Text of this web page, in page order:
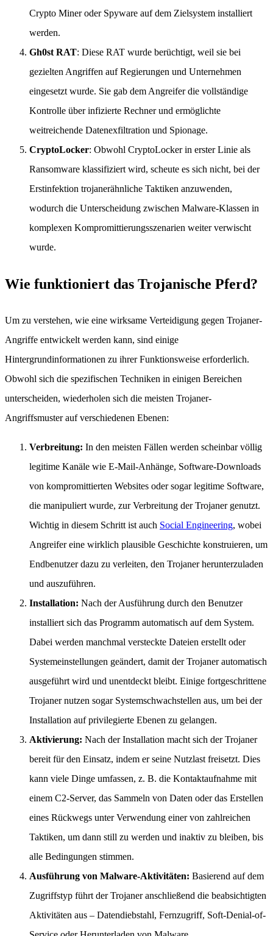
Crypto Miner oder Spyware auf dem Zielsystem installiert
werden.
Gh0st RAT: Diese RAT wurde berüchtigt, weil sie bei
gezielten Angriffen auf Regierungen und Unternehmen
eingesetzt wurde. Sie gab dem Angreifer die vollständige
Kontrolle über infizierte Rechner und ermöglichte
weitreichende Datenexfiltration und Spionage.
CryptoLocker: Obwohl CryptoLocker in erster Linie als
Ransomware klassifiziert wird, scheute es sich nicht, bei der
Erstinfektion trojanerähnliche Taktiken anzuwenden,
wodurch die Unterscheidung zwischen Malware-Klassen in
komplexen Kompromittierungsszenarien weiter verwischt
wurde.
Wie funktioniert das Trojanische Pferd?
Um zu verstehen, wie eine wirksame Verteidigung gegen Trojaner-
Angriffe entwickelt werden kann, sind einige
Hintergrundinformationen zu ihrer Funktionsweise erforderlich.
Obwohl sich die spezifischen Techniken in einigen Bereichen
unterscheiden, wiederholen sich die meisten Trojaner-
Angriffsmuster auf verschiedenen Ebenen:
Verbreitung: In den meisten Fällen werden scheinbar völlig
legitime Kanäle wie E-Mail-Anhänge, Software-Downloads
von kompromittierten Websites oder sogar legitime Software,
die manipuliert wurde, zur Verbreitung der Trojaner genutzt.
Wichtig in diesem Schritt ist auch Social Engineering, wobei
Angreifer eine wirklich plausible Geschichte konstruieren, um
Endbenutzer dazu zu verleiten, den Trojaner herunterzuladen
und auszuführen.
Installation: Nach der Ausführung durch den Benutzer
installiert sich das Programm automatisch auf dem System.
Dabei werden manchmal versteckte Dateien erstellt oder
Systemeinstellungen geändert, damit der Trojaner automatisch
ausgeführt wird und unentdeckt bleibt. Einige fortgeschrittene
Trojaner nutzen sogar Systemschwachstellen aus, um bei der
Installation auf privilegierte Ebenen zu gelangen.
Aktivierung: Nach der Installation macht sich der Trojaner
bereit für den Einsatz, indem er seine Nutzlast freisetzt. Dies
kann viele Dinge umfassen, z. B. die Kontaktaufnahme mit
einem C2-Server, das Sammeln von Daten oder das Erstellen
eines Rückwegs unter Verwendung einer von zahlreichen
Taktiken, um dann still zu werden und inaktiv zu bleiben, bis
alle Bedingungen stimmen.
Ausführung von Malware-Aktivitäten: Basierend auf dem
Zugriffstyp führt der Trojaner anschließend die beabsichtigten
Aktivitäten aus – Datendiebstahl, Fernzugriff, Soft-Denial-of-